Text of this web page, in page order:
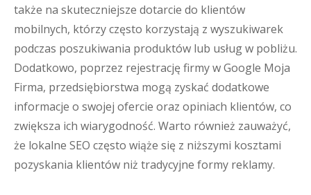
także na skuteczniejsze dotarcie do klientów
mobilnych, którzy często korzystają z wyszukiwarek
podczas poszukiwania produktów lub usług w pobliżu.
Dodatkowo, poprzez rejestrację firmy w Google Moja
Firma, przedsiębiorstwa mogą zyskać dodatkowe
informacje o swojej ofercie oraz opiniach klientów, co
zwiększa ich wiarygodność. Warto również zauważyć,
że lokalne SEO często wiąże się z niższymi kosztami
pozyskania klientów niż tradycyjne formy reklamy.